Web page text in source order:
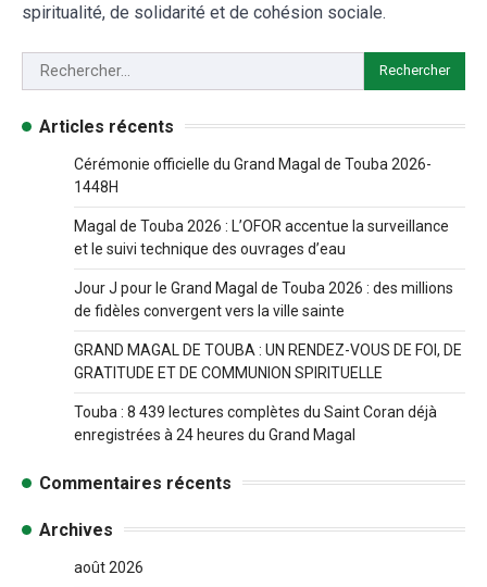
spiritualité, de solidarité et de cohésion sociale.
Articles récents
Cérémonie officielle du Grand Magal de Touba 2026-
1448H
Magal de Touba 2026 : L’OFOR accentue la surveillance
et le suivi technique des ouvrages d’eau
Jour J pour le Grand Magal de Touba 2026 : des millions
de fidèles convergent vers la ville sainte
GRAND MAGAL DE TOUBA : UN RENDEZ-VOUS DE FOI, DE
GRATITUDE ET DE COMMUNION SPIRITUELLE
Touba : 8 439 lectures complètes du Saint Coran déjà
enregistrées à 24 heures du Grand Magal
Commentaires récents
Archives
août 2026